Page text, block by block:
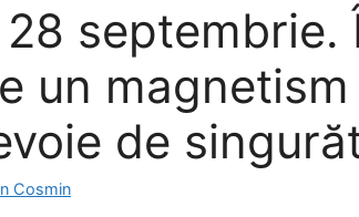
septembrie.
un
de
Cosmin